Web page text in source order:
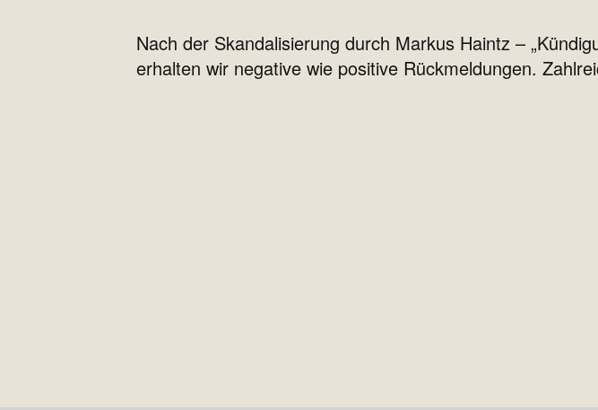
Nach der Skandalisierung durch Markus Haintz –
erhalten wir negative wie positive Rückmeldungen.